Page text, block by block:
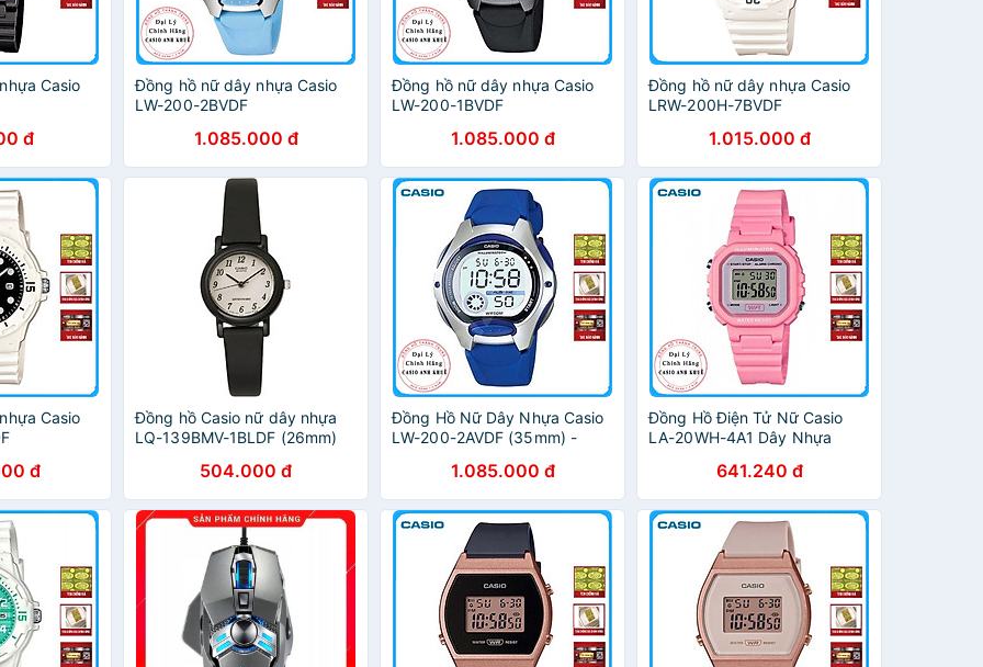
Casio
đ
Đồng hồ nữ dây nhựa Casio
LW-200-2BVDF
1.085.000 đ
Đồng hồ nữ dây nhựa Casio
LW-200-1BVDF
1.085.000 đ
Đồng hồ nữ dây nhựa Casio
LRW-200H-7BVDF
1.015.000 đ
Casio
đ
Đồng hồ Casio nữ dây nhựa
LQ-139BMV-1BLDF (26mm)
504.000 đ
Đồng Hồ Nữ Dây Nhựa Casio
LW-200-2AVDF (35mm) -
1.085.000 đ
Đồng Hồ Điện Tử Nữ Casio
LA-20WH-4A1 Dây Nhựa
641.240 đ